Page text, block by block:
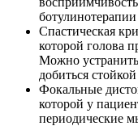
Спастическая
которой голова
Можно устранить
добиться
Фокальные
которой у
периодические